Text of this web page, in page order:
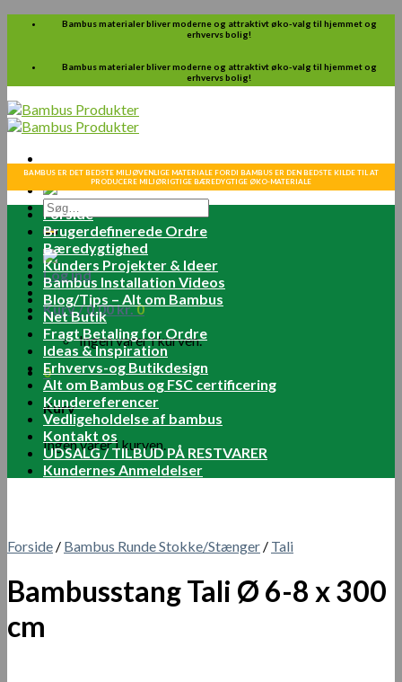
Skip
Bambus materialer bliver moderne og attraktivt øko-valg til hjemmet og
erhvervs bolig!
Bambus materialer bliver moderne og attraktivt øko-valg til hjemmet og
erhvervs bolig!
Søg
efter:
Log ind
Kurv /0.00kr.0
Ingen varer i kurven.
0
Kurv
Ingen varer i kurven.
BAMBUS ER DET BEDSTE MILJØVENLIGE MATERIALE FORDI BAMBUS ER DEN BEDSTE KILDE TIL AT
PRODUCERE MILJØRIGTIGE BÆREDYGTIGE ØKO-MATERIALE
Forside
Brugerdefinerede Ordre
Bæredygtighed
Kunders Projekter & Ideer
Bambus Installation Videos
Blog/Tips – Alt om Bambus
Net Butik
Fragt Betaling for Ordre
Ideas & Inspiration
Erhvervs-og Butikdesign
Alt om Bambus og FSC certificering
Kundereferencer
Vedligeholdelse af bambus
Kontakt os
UDSALG / TILBUD PÅ RESTVARER
Kundernes Anmeldelser
Forside / Bambus Runde Stokke/Stænger / Tali
Bambusstang Tali Ø 6-8 x 300
cm